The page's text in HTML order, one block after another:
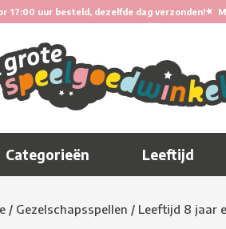
17:00 uur besteld, dezelfde dag verzonden!★
Categorieën Leeftijd
/ Gezelschapsspellen / Leeftijd 8 jaar